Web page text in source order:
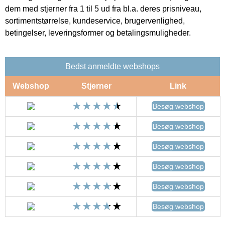
dem med stjerner fra 1 til 5 ud fra bl.a. deres prisniveau,
sortimentstørrelse, kundeservice, brugervenlighed,
betingelser, leveringsformer og betalingsmuligheder.
Bedst anmeldte webshops
Webshop Stjerner Link
Besøg webshop
Besøg webshop
Besøg webshop
Besøg webshop
Besøg webshop
Besøg webshop